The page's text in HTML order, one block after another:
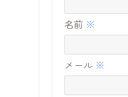
名前 ※
メール ※